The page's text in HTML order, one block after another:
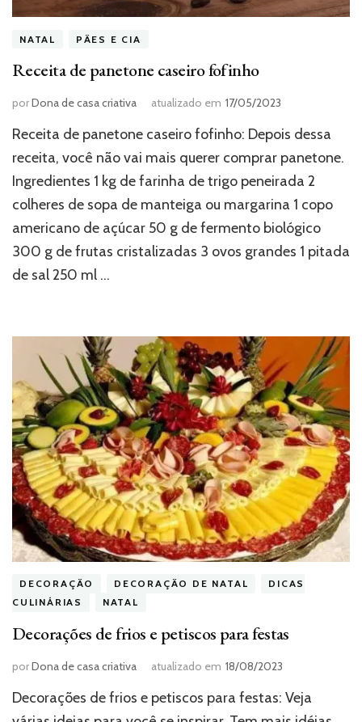
NATAL PÃES E CIA
Receita de panetone caseiro fofinho
porDona de casa criativa atualizado em 17/05/2023
Receita de panetone caseiro fofinho: Depois dessa
receita, você não vai mais querer comprar panetone.
Ingredientes 1 kg de farinha de trigo peneirada 2
colheres de sopa de manteiga ou margarina 1 copo
americano de açúcar 50 g de fermento biológico
300 g de frutas cristalizadas 3 ovos grandes 1 pitada
de sal 250 ml …
DECORAÇÃO DECORAÇÃO DE NATAL
DICAS
CULINÁRIAS
NATAL
Decorações de frios e petiscos para festas
porDona de casa criativa atualizado em 18/08/2023
Decorações de frios e petiscos para festas: Veja